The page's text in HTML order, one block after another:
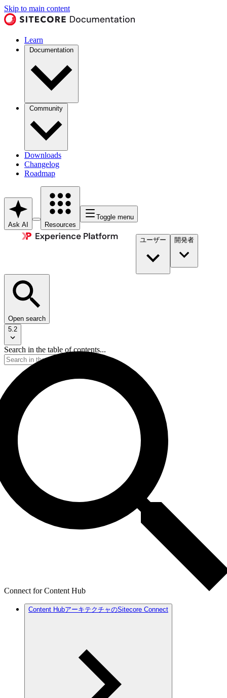
Skip to main content
Learn
Documentation
Community
Downloads
Changelog
Roadmap
Ask AI Resources
Toggle menu
ユーザー 開発者​
Open search
5.2
Search in the table of contents...
Connect for Content Hub
Content HubアーキテクチャのSitecore Connect